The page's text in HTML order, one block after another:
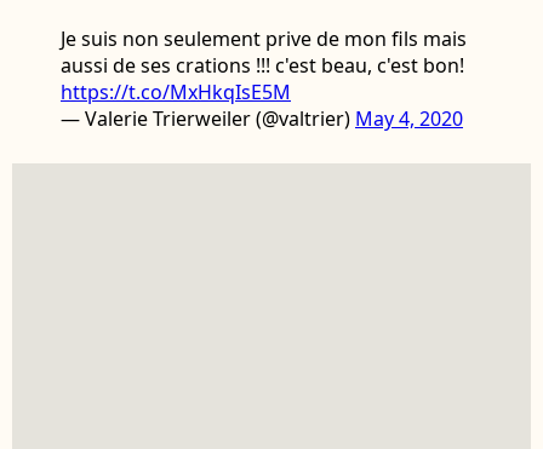
Je suis non seulement prive de mon fils mais
aussi de ses crations !!! c'est beau, c'est bon!
https://t.co/MxHkqIsE5M
— Valerie Trierweiler (@valtrier) May 4, 2020